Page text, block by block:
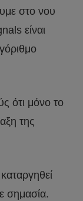
στο νου
είναι
ότι μόνο το
της
καταργηθεί
σημασία.